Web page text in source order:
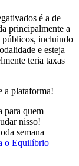
é a de
principalmente a
públicos, incluindo
e esteja
teria taxas
a plataforma!
para quem
nisso!
semana
o Equilíbrio